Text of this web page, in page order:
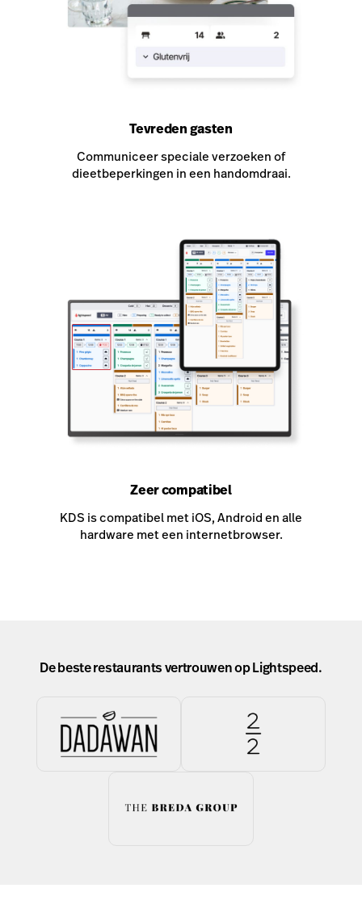
Tevreden gasten
Communiceer speciale verzoeken of
dieetbeperkingen in een handomdraai.
Zeer compatibel
KDS is compatibel met iOS, Android en alle
hardware met een internetbrowser.
De beste restaurants vertrouwen op Lightspeed.